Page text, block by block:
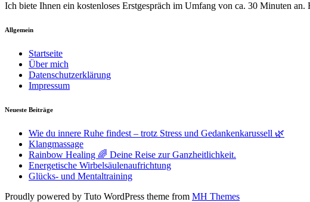
Ich biete Ihnen ein kostenloses Erstgespräch im Umfang von ca. 30 Minuten
Allgemein
Startseite
Über mich
Datenschutzerklärung
Impressum
Neueste Beiträge
Wie du innere Ruhe findest – trotz Stress und Gedankenkarussell 🌿
Klangmassage
Rainbow Healing 🌈 Deine Reise zur Ganzheitlichkeit.
Energetische Wirbelsäulenaufrichtung
Glücks- und Mentaltraining
Proudly powered by Tuto WordPress theme from MH Themes